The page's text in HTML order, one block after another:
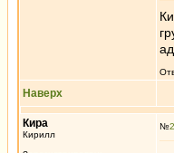
Наверх
Кира
Кирилл
№